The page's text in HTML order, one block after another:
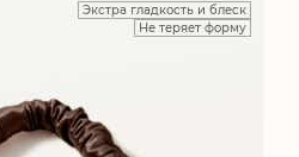
Экстра гладкость и блеск
Не теряет форму